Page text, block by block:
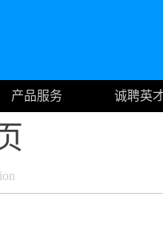
产品服务 诚聘英